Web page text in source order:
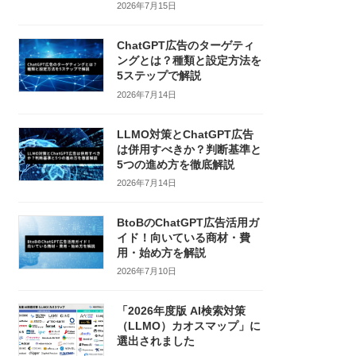
2026年7月15日
ChatGPT広告のターゲティ
ングとは？種類と設定方法を
5ステップで解説
2026年7月14日
LLMO対策とChatGPT広告
は併用すべきか？判断基準と
5つの進め方を徹底解説
2026年7月14日
BtoBのChatGPT広告活用ガ
イド！向いている商材・費
用・始め方を解説
2026年7月10日
「2026年度版 AI検索対策
（LLMO）カオスマップ」に
選出されました